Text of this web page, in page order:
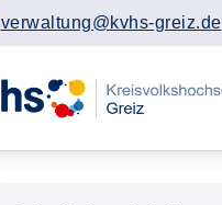
verwaltung@kvhs-greiz.de